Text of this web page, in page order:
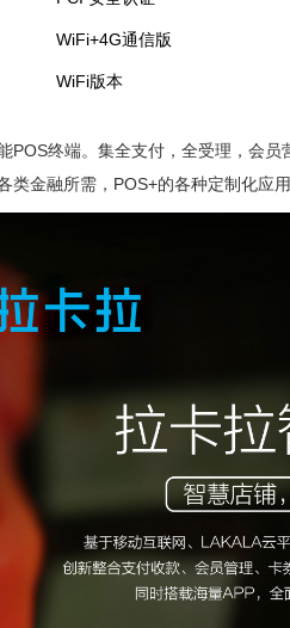
WiFi+4G通信版
WiFi版本
POS终端。集全支付，全受理，会
类金融所需，POS+的各种定制化应